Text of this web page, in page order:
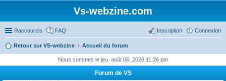
Vs-webzine.com
Raccourcis FAQ Connexion
Inscription
Retour sur VS-webzine Accueil du forum
Nous sommes le jeu. août 06, 2026 11:26 pm
Forum de VS